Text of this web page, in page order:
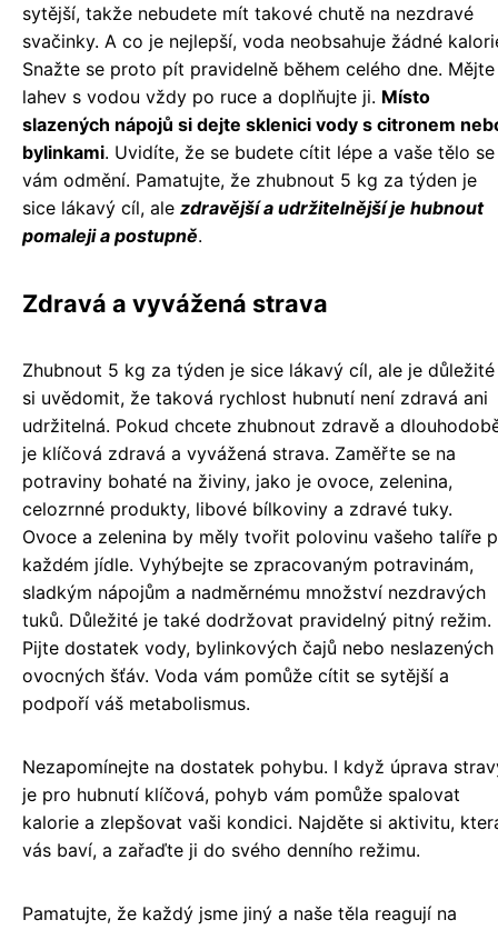
sytější, takže nebudete mít takové chutě na nezdravé
svačinky. A co je nejlepší, voda neobsahuje žádné
Snažte se proto pít pravidelně během celého dne. Mějte
lahev s vodou vždy po ruce a doplňujte ji. Místo
slazených nápojů si dejte sklenici vody s citronem
bylinkami. Uvidíte, že se budete cítit lépe a vaše tělo se
vám odmění. Pamatujte, že zhubnout 5 kg za týden je
sice lákavý cíl, ale zdravější a udržitelnější je hubnout
pomaleji a postupně.
Zdravá a vyvážená strava
Zhubnout 5 kg za týden je sice lákavý cíl, ale je důležité
si uvědomit, že taková rychlost hubnutí není zdravá ani
udržitelná. Pokud chcete zhubnout zdravě a
je klíčová zdravá a vyvážená strava. Zaměřte se na
potraviny bohaté na živiny, jako je ovoce, zelenina,
celozrnné produkty, libové bílkoviny a zdravé tuky.
Ovoce a zelenina by měly tvořit polovinu vašeho talíře
každém jídle. Vyhýbejte se zpracovaným potravinám,
sladkým nápojům a nadměrnému množství nezdravých
tuků. Důležité je také dodržovat pravidelný pitný režim.
Pijte dostatek vody, bylinkových čajů nebo neslazených
ovocných šťáv. Voda vám pomůže cítit se sytější a
podpoří váš metabolismus.
Nezapomínejte na dostatek pohybu. I když úprava
je pro hubnutí klíčová, pohyb vám pomůže spalovat
kalorie a zlepšovat vaši kondici. Najděte si aktivitu,
vás baví, a zařaďte ji do svého denního režimu.
Pamatujte, že každý jsme jiný a naše těla reagují na